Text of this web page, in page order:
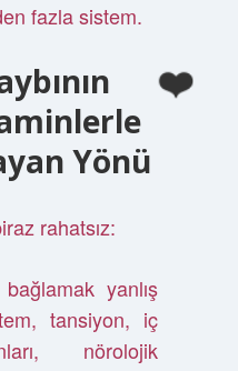
fazla sistem.
Yönü
rahatsız:
yanlış
tansiyon, iç
nörolojik